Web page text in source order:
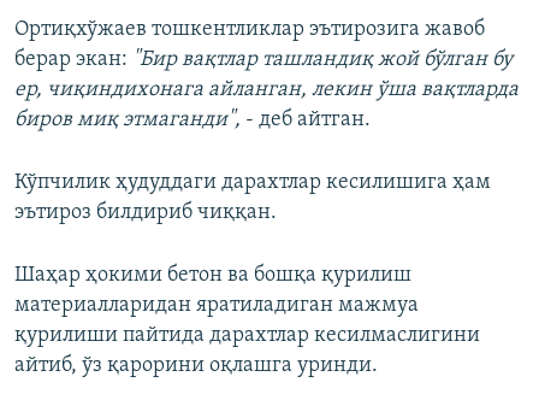
Ортиқхўжаев тошкентликлар эътирозига жавоб
берар экан: "Бир вақтлар ташландиқ жой бўлган бу
ер, чиқиндихонага айланган, лекин ўша вақтларда
биров миқ этмаганди", - деб айтган.
Кўпчилик ҳудуддаги дарахтлар кесилишига ҳам
эътироз билдириб чиққан.
Шаҳар ҳокими бетон ва бошқа қурилиш
материалларидан яратиладиган мажмуа
қурилиши пайтида дарахтлар кесилмаслигини
айтиб, ўз қарорини оқлашга уринди.